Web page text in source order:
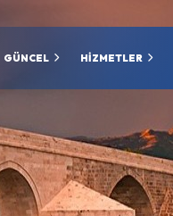
GÜNCEL HİZMETLER